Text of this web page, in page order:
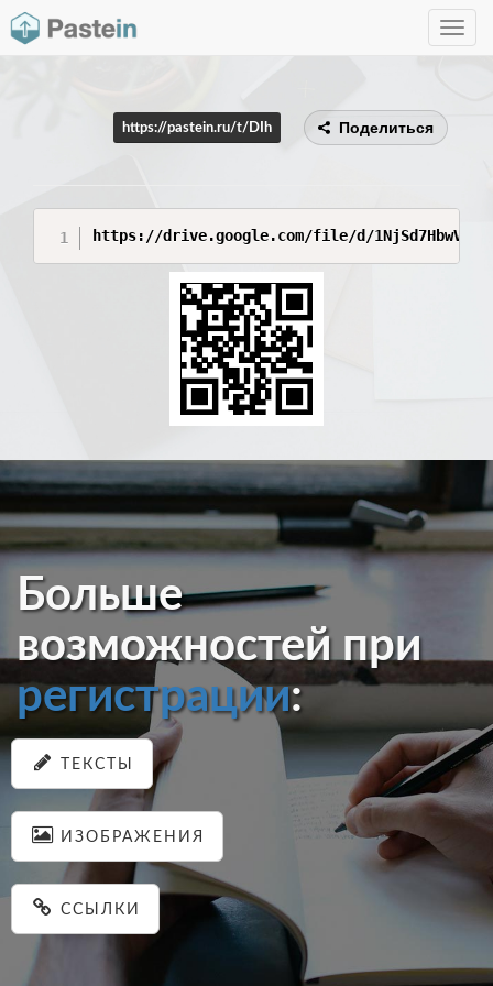
Toggle
https://pastein.ru/t/DIh Поделиться
https://drive.google.com/file/d/
Больше
возможностей при
регистрации:
ТЕКСТЫ
ИЗОБРАЖЕНИЯ
ССЫЛКИ